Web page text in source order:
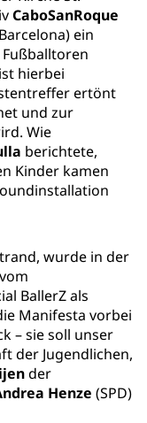
CaboSanRoque
ein
hierbei
ertönt
und zur
Wie
berichtete,
Kinder kamen
wurde in der
BallerZ als
Manifesta vorbei
– sie soll unser
der Jugendlichen,
der
Henze (SPD)